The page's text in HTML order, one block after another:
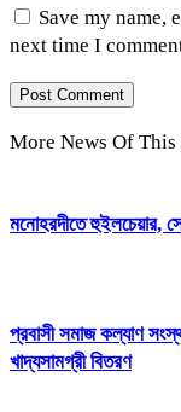
Save my name,
next time I
More News Of This
মনোহরদীতে হুইলচেয়ার,
প্রবাসী সমাজ কল্যাণ
খাদ্যসামগ্রী বিতরণ